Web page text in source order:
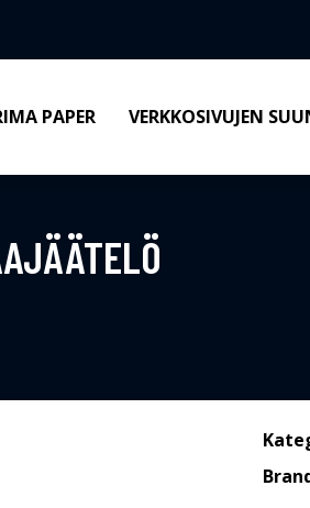
PAPER VERKKOSIVUJEN